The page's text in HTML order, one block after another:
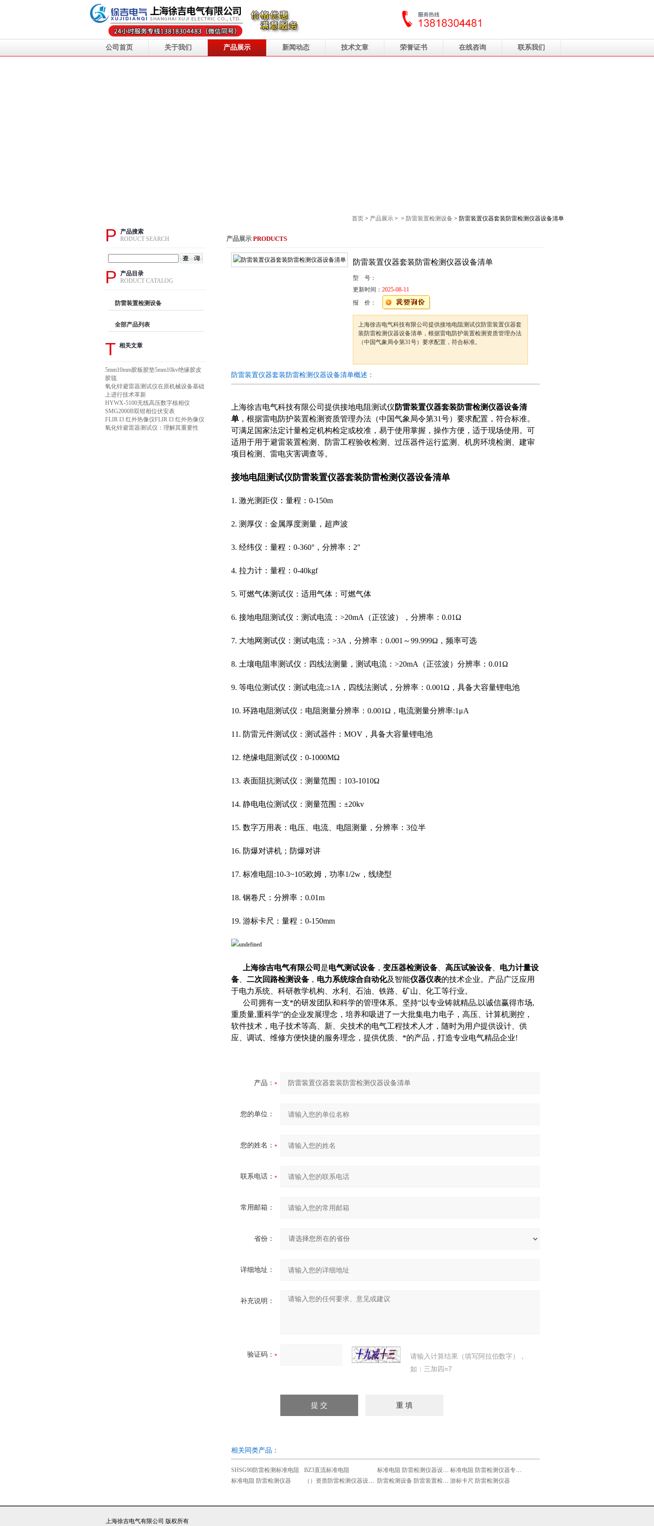
公司首页 关于我们 产品展示 新闻动态 技术文章 荣誉证书 在线咨询 联系我们
首页 > 产品展示 > > 防雷装置检测设备 > 防雷装置仪器套装防雷检测仪器设备清单
产品展示 PRODUCTS
防雷装置仪器套装防雷检测仪器设备清单
型 号：
更新时间： 2025-08-11
报 价：
上海徐吉电气科技有限公司提供接地电阻测试仪防雷装置仪器套
装防雷检测仪器设备清单，根据雷电防护装置检测资质管理办法
（中国气象局令第31号）要求配置，符合标准。
防雷装置仪器套装防雷检测仪器设备清单概述：
上海徐吉电气科技有限公司提供接地电阻测试仪 防雷装置仪器套装防雷检测仪器设备清
单 ，根据雷电防护装置检测资质管理办法（中国气象局令第31号）要求配置，符合标准。
可满足国家法定计量检定机构检定或校准，易于使用掌握，操作方便，适于现场使用。可
适用于用于避雷装置检测、防雷工程验收检测、过压器件运行监测、机房环境检测、建审
项目检测、雷电灾害调查等。
接地电阻测试仪防雷装置仪器套装防雷检测仪器设备清单
1. 激光测距仪：量程：0-150m
2. 测厚仪：金属厚度测量，超声波
3. 经纬仪：量程：0-360°，分辨率：2″
4. 拉力计：量程：0-40kgf
5. 可燃气体测试仪：适用气体：可燃气体
6. 接地电阻测试仪：测试电流：>20mA（正弦波），分辨率：0.01Ω
7. 大地网测试仪：测试电流：>3A，分辨率：0.001～99.999Ω，频率可选
8. 土壤电阻率测试仪：四线法测量，测试电流：>20mA（正弦波）分辨率：0.01Ω
9. 等电位测试仪：测试电流:≥1A，四线法测试，分辨率：0.001Ω，具备大容量锂电池
10. 环路电阻测试仪：电阻测量分辨率：0.001Ω，电流测量分辨率:1μA
11. 防雷元件测试仪：测试器件：MOV，具备大容量锂电池
12. 绝缘电阻测试仪：0-1000MΩ
13. 表面阻抗测试仪：测量范围：103-1010Ω
14. 静电电位测试仪：测量范围：±20kv
15. 数字万用表：电压、电流、电阻测量，分辨率：3位半
16. 防爆对讲机；防爆对讲
17. 标准电阻:10-3~105欧姆，功率1/2w，线绕型
18. 钢卷尺：分辨率：0.01m
19. 游标卡尺：量程：0-150mm
上海徐吉电气有限公司 是电气测试设备 ， 变压器检测设备 高压试验设备
电力计量设
备
二次回路检测设备 ， 电力系统综合自动化及智能仪器仪表的技术企业。产品广泛应用
于电力系统、科研教学机构、水利、石油、铁路、矿山、化工等行业。
公司拥有一支*的研发团队和科学的管理体系。坚持“以专业铸就精品,以诚信赢得市场,
重质量,重科学”的企业发展理念，培养和吸进了一大批集电力电子，高压、计算机测控，
软件技术，电子技术等高、新、尖技术的电气工程技术人才，随时为用户提供设计、供
应、调试、维修方便快捷的服务理念，提供优质、*的产品，打造专业电气精品企业!
产品：
您的单位：
您的姓名：
联系电话：
常用邮箱：
省份：
详细地址：
补充说明：
验证码：
请输入计算结果（填写阿拉伯数字），
如：三加四=7
相关同类产品：
SHSG90防雷检测标准电阻 BZ3直流标准电阻 标准电阻 防雷检测仪器设备套装
标准电阻 防雷检测仪器专业设备
标准电阻 防雷检测仪器
（）资质防雷检测仪器设备套装 防雷检测设备 防雷装置检测仪器套装 游标卡尺 防雷检测仪器
P
产品搜索
RODUCT SEARCH
P
产品目录
RODUCT CATALOG
防雷装置检测设备
全部产品列表
T 相关文章
5mm10mm胶板胶垫5mm10kv绝缘胶皮
胶毯
氧化锌避雷器测试仪在原机械设备基础
上进行技术革新
HYWX-5100无线高压数字核相仪
SMG2000B双钳相位伏安表
FLIR I3 红外热像仪FLIR I3 红外热像仪
氧化锌避雷器测试仪：理解其重要性
上海徐吉电气有限公司 版权所有